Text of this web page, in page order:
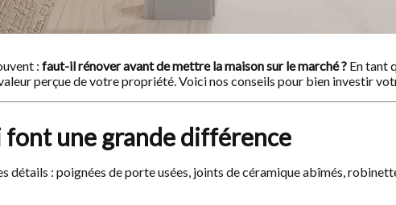
: faut-il rénover avant de mettre la maison sur le marché ? En tant
perçue de votre propriété. Voici nos conseils pour bien investir
font une grande différence
détails : poignées de porte usées, joints de céramique abîmés,